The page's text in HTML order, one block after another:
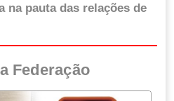
na pauta das relações de
Federação